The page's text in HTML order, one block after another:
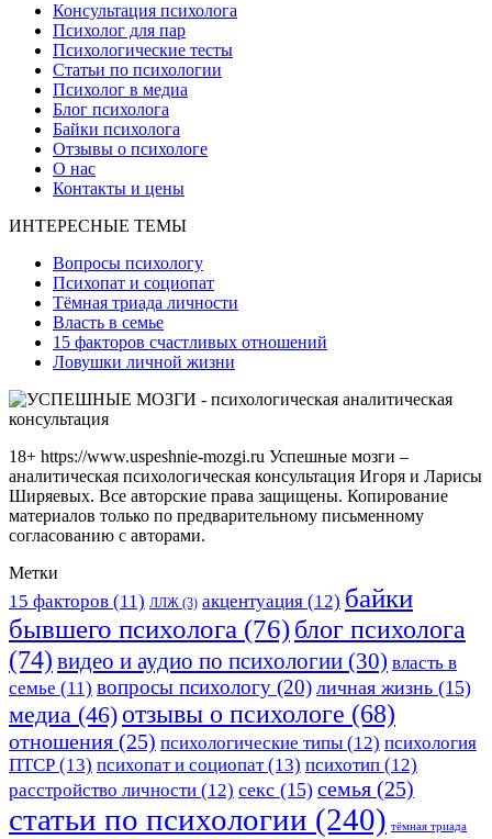
Консультация психолога
Психолог для пар
Психологические тесты
Статьи по психологии
Психолог в медиа
Блог психолога
Байки психолога
Отзывы о психологе
О нас
Контакты и цены
ИНТЕРЕСНЫЕ ТЕМЫ
Вопросы психологу
Психопат и социопат
Тёмная триада личности
Власть в семье
15 факторов счастливых отношений
Ловушки личной жизни
18+ https://www.uspeshnie-mozgi.ru Успешные мозги –
аналитическая психологическая консультация Игоря и Ларисы
Ширяевых. Все авторские права защищены. Копирование
материалов только по предварительному письменному
согласованию с авторами.
Метки
15 факторов (11) ЛЛЖ (3) акцентуация (12) байки
бывшего психолога (76)блог психолога
(74) видео и аудио по психологии (30) власть в
семье (11) вопросы психологу (20) личная жизнь (15)
медиа (46) отзывы о психологе (68)
отношения (25) психологические типы (12) психология
ПТСР (13) психопат и социопат(13) психотип (12)
расстройство личности (12) секс (15) семья (25)
статьи по психологии (240) тёмная триада